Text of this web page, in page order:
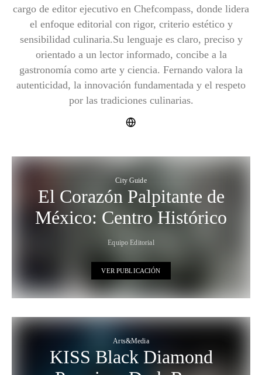
cargo de editor ejecutivo en Chefcompass, donde lidera
el enfoque editorial con rigor, criterio estético y
sensibilidad culinaria.Su lenguaje es claro, preciso y
orientado a un lector informado, concibe a la
gastronomía como arte y ciencia. Fernando valora la
autenticidad, la innovación fundamentada y el respeto
por las tradiciones culinarias.
City Guide
El Corazón Palpitante de
México: Centro Histórico
Equipo Editorial
VER PUBLICACIÓN
Arts&Media
KISS Black Diamond